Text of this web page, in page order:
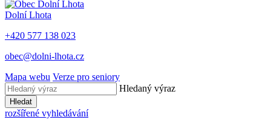
Dolní Lhota
+420 577 138 023
obec@dolni-lhota.cz
Mapa webu Verze pro seniory
Hledaný výraz
Hledat
rozšířené vyhledávání